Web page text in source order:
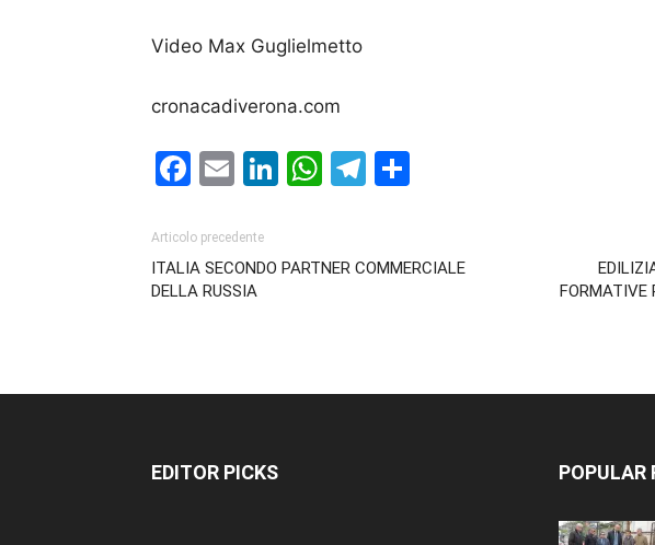
Video Max Guglielmetto
cronacadiverona.com
Facebook
EmailLinkedIn
WhatsApp
Telegram
Articolo precedente
ITALIA SECONDO PARTNER COMMERCIALE
DELLA RUSSIA
FORMATIVE
EDITOR PICKS POPULAR